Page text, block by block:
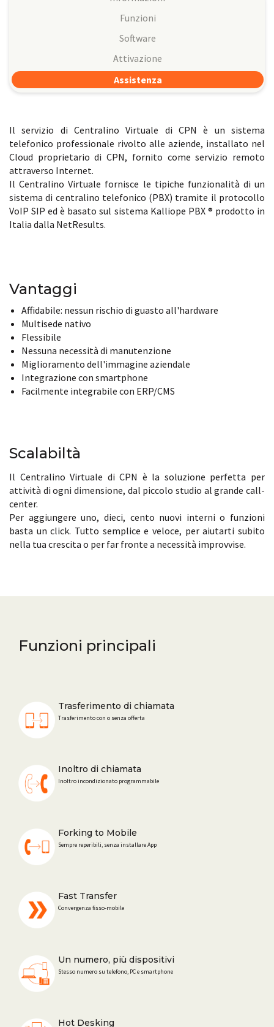
Funzioni
Software
Attivazione
Assistenza
Il servizio di Centralino Virtuale di CPN è un sistema
telefonico professionale rivolto alle aziende, installato nel
Cloud proprietario di CPN, fornito come servizio remoto
attraverso Internet.
Il Centralino Virtuale fornisce le tipiche funzionalità di un
sistema di centralino telefonico (PBX) tramite il protocollo
VoIP SIP ed è basato sul sistema Kalliope PBX ® prodotto in
Italia dalla NetResults.
Vantaggi
Affidabile: nessun rischio di guasto all'hardware
Multisede nativo
Flessibile
Nessuna necessità di manutenzione
Miglioramento dell'immagine aziendale
Integrazione con smartphone
Facilmente integrabile con ERP/CMS
Scalabiltà
Il Centralino Virtuale di CPN è la soluzione perfetta per
attività di ogni dimensione, dal piccolo studio al grande call-
center.
Per aggiungere uno, dieci, cento nuovi interni o funzioni
basta un click. Tutto semplice e veloce, per aiutarti subito
nella tua crescita o per far fronte a necessità improvvise.
Funzioni principali
Trasferimento di chiamata
Trasferimento con o senza offerta
Inoltro di chiamata
Inoltro incondizionato programmabile
Forking to Mobile
Sempre reperibili, senza installare App
Fast Transfer
Convergenza ﬁsso-mobile
Un numero, più dispositivi
Stesso numero su telefono, PC e smartphone
Hot Desking